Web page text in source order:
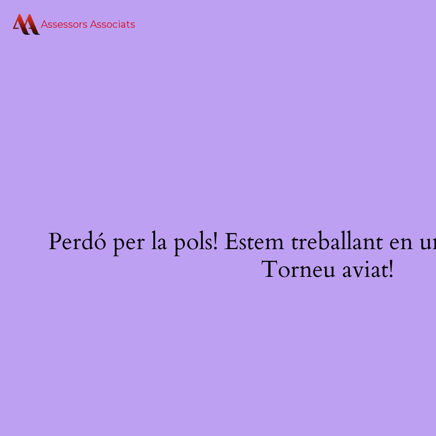
Assessors Associats
Perdó per la pols! Estem treballant en
Torneu aviat!